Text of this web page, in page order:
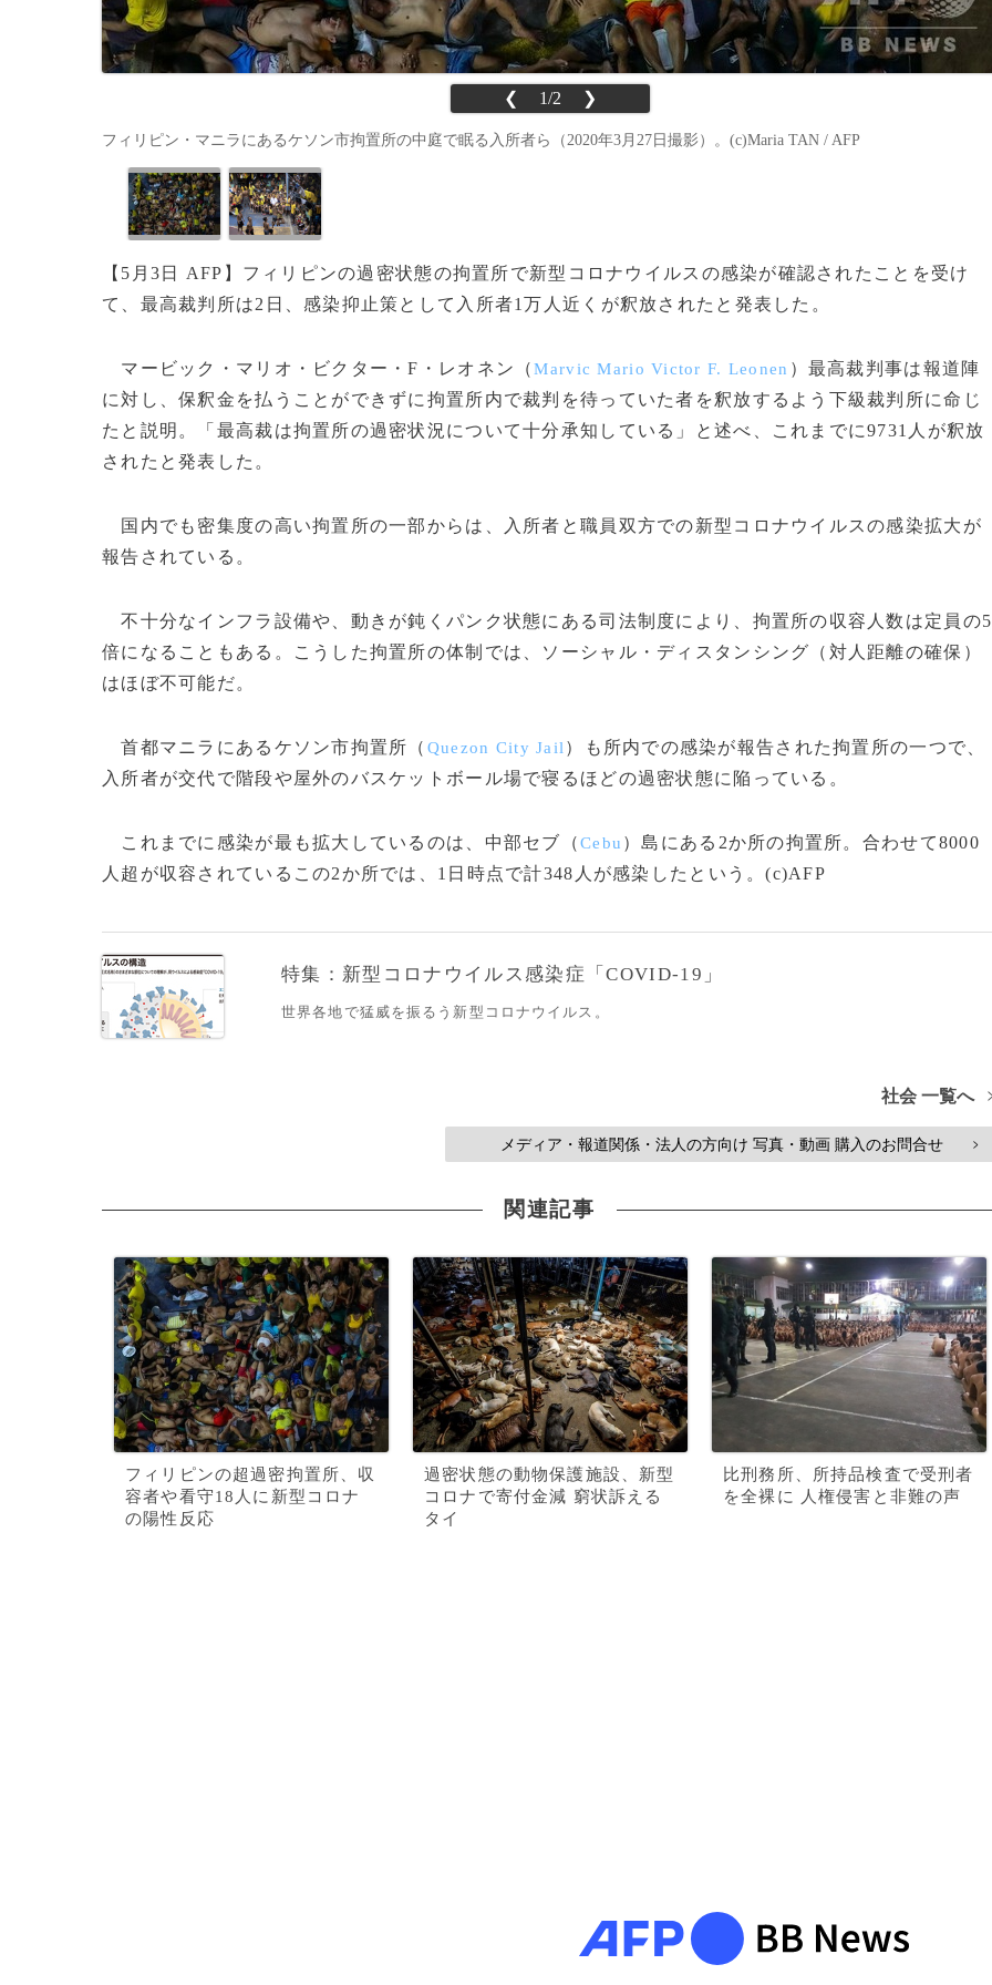
❮ 1/2 ❯
フィリピン・マニラにあるケソン市拘置所の中庭で眠る入所者ら（2020年3月27日撮影）。(c)Maria TAN / AFP
【5月3日 AFP】フィリピンの過密状態の拘置所で新型コロナウイルスの感染が確認されたことを受け
て、最高裁判所は2日、感染抑止策として入所者1万人近くが釈放されたと発表した。
マービック・マリオ・ビクター・F・レオネン（Marvic Mario Victor F. Leonen ）最高裁判事は報道陣
に対し、保釈金を払うことができずに拘置所内で裁判を待っていた者を釈放するよう下級裁判所に命じ
たと説明。「最高裁は拘置所の過密状況について十分承知している」と述べ、これまでに9731人が釈放
されたと発表した。
国内でも密集度の高い拘置所の一部からは、入所者と職員双方での新型コロナウイルスの感染拡大が
報告されている。
不十分なインフラ設備や、動きが鈍くパンク状態にある司法制度により、拘置所の収容人数は定員の5
倍になることもある。こうした拘置所の体制では、ソーシャル・ディスタンシング（対人距離の確保）
はほぼ不可能だ。
首都マニラにあるケソン市拘置所（ Quezon City Jail ）も所内での感染が報告された拘置所の一つで、
入所者が交代で階段や屋外のバスケットボール場で寝るほどの過密状態に陥っている。
これまでに感染が最も拡大しているのは、中部セブ（Cebu ）島にある2か所の拘置所。合わせて8000
人超が収容されているこの2か所では、1日時点で計348人が感染したという。(c)AFP
特集：新型コロナウイルス感染症「COVID-19」
世界各地で猛威を振るう新型コロナウイルス。
社会 一覧へ
メディア・報道関係・法人の方向け 写真・動画 購入のお問合せ >
関連記事
フィリピンの超過密拘置所、収
容者や看守18人に新型コロナ
の陽性反応
過密状態の動物保護施設、新型
コロナで寄付金減 窮状訴える
タイ
比刑務所、所持品検査で受刑者
を全裸に 人権侵害と非難の声